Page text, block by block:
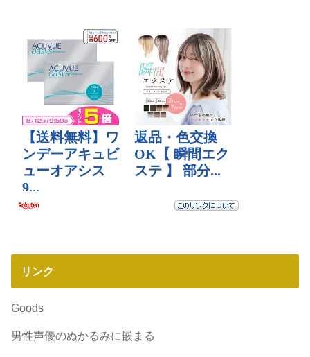
リンク
Goods
男性声優のぬかるみに嵌まる